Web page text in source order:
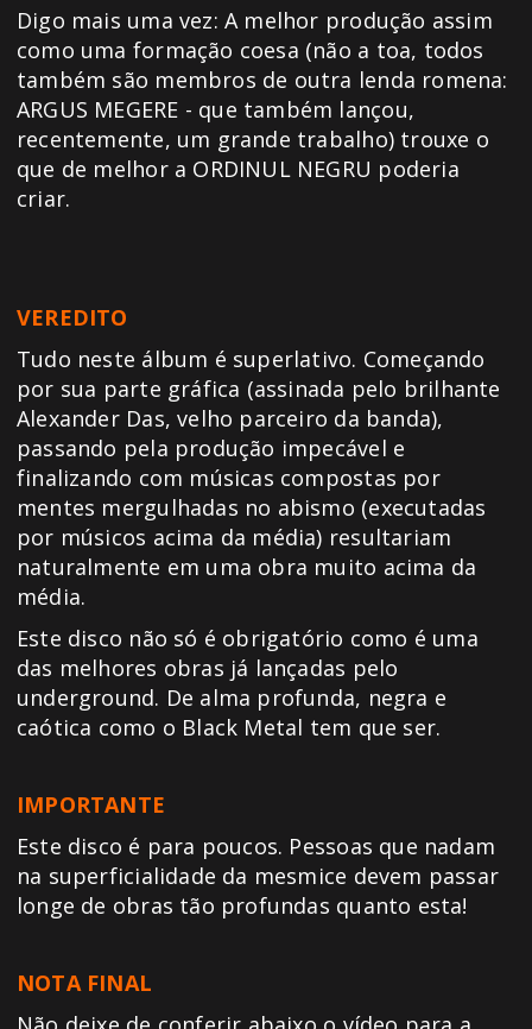
Digo mais uma vez: A melhor produção assim
como uma formação coesa (não a toa, todos
também são membros de outra lenda romena:
ARGUS MEGERE - que também lançou,
recentemente, um grande trabalho) trouxe o
que de melhor a ORDINUL NEGRU poderia
criar.
VEREDITO
Tudo neste álbum é superlativo. Começando
por sua parte gráfica (assinada pelo brilhante
Alexander Das, velho parceiro da banda),
passando pela produção impecável e
finalizando com músicas compostas por
mentes mergulhadas no abismo (executadas
por músicos acima da média) resultariam
naturalmente em uma obra muito acima da
média.
Este disco não só é obrigatório como é uma
das melhores obras já lançadas pelo
underground. De alma profunda, negra e
caótica como o Black Metal tem que ser.
IMPORTANTE
Este disco é para poucos. Pessoas que nadam
na superficialidade da mesmice devem passar
longe de obras tão profundas quanto esta!
NOTA FINAL